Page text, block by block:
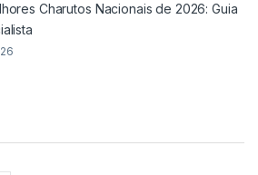
Charutos Nacionais de 2026: Guia